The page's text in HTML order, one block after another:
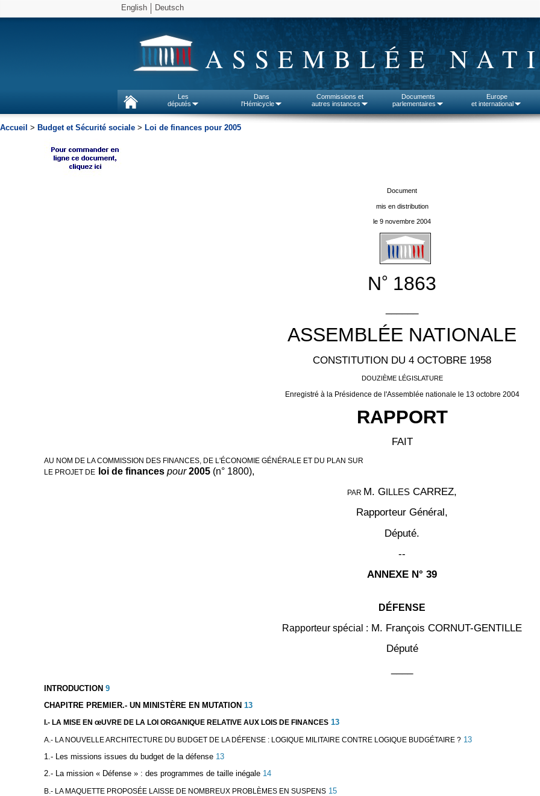
English Deutsch
ASSEMBLÉE
Les
députés
Dans
l'Hémicycle
Commissions et
autres instances
Documents
parlementaires
Europe
et international
Accueil > Budget et Sécurité sociale > Loi de finances pour 2005
Document
mis en distribution
le 9 novembre 2004
N° 1863
ASSEMBLÉE NATIONALE
CONSTITUTION DU 4 OCTOBRE 1958
DOUZIÈME LÉGISLATURE
Enregistré à la Présidence de l'Assemblée nationale le 13 octobre 2004
RAPPORT
FAIT
AU NOM DE LA COMMISSION DES FINANCES, DE L'ÉCONOMIE GÉNÉRALE ET DU PLAN SUR
LE PROJET DE
loi de finances pour2005 (n° 1800),
PAR M. G ILLES CARREZ,
Rapporteur Général,
Député.
--
ANNEXE N° 39
DÉFENSE
Rapporteur spécial : M. François CORNUT-GENTILLE
Député
INTRODUCTION9
CHAPITRE PREMIER.- UN MINISTÈRE EN MUTATION 13
I.- LA MISE EN œUVRE DE LA LOI ORGANIQUE RELATIVE AUX LOIS DE FINANCES13
A.- LA NOUVELLE ARCHITECTURE DU BUDGET DE LA DÉFENSE : LOGIQUE MILITAIRE CONTRE LOGIQUE BUDGÉTAIRE ?13
1.- Les missions issues du budget de la défense13
2.- La mission « Défense » : des programmes de taille inégale14
B.- LA MAQUETTE PROPOSÉE LAISSE DE NOMBREUX PROBLÈMES EN SUSPENS15